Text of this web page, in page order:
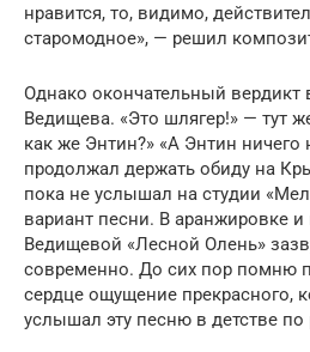
нравится, то, видимо,
старомодное», — решил
Однако окончательный
Ведищева. «Это шлягер!» — тут
как же Энтин?» «А Энтин
продолжал держать обиду на
пока не услышал на студии
вариант песни. В аранжировке
Ведищевой «Лесной Олень»
современно. До сих пор помню
сердце ощущение прекрасного,
услышал эту песню в детстве по